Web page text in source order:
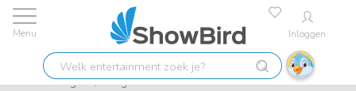
Inloggen
Welk
entertainment
Laagste prijs garantie 9.7
Bruiloft Zangers / Zangeressen